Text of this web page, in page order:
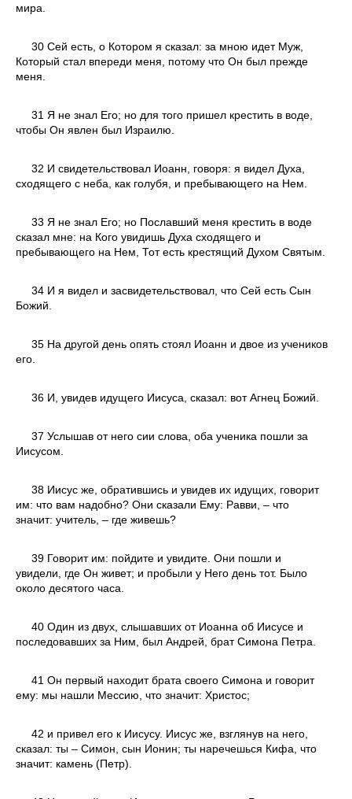
мира.
30 Сей есть, о Котором я сказал: за мною идет Муж,
Который стал впереди меня, потому что Он был прежде
меня.
31 Я не знал Его; но для того пришел крестить в воде,
чтобы Он явлен был Израилю.
32 И свидетельствовал Иоанн, говоря: я видел Духа,
сходящего с неба, как голубя, и пребывающего на Нем.
33 Я не знал Его; но Пославший меня крестить в воде
сказал мне: на Кого увидишь Духа сходящего и
пребывающего на Нем, Тот есть крестящий Духом Святым.
34 И я видел и засвидетельствовал, что Сей есть Сын
Божий.
35 На другой день опять стоял Иоанн и двое из учеников
его.
36 И, увидев идущего Иисуса, сказал: вот Агнец Божий.
37 Услышав от него сии слова, оба ученика пошли за
Иисусом.
38 Иисус же, обратившись и увидев их идущих, говорит
им: что вам надобно? Они сказали Ему: Равви, – что
значит: учитель, – где живешь?
39 Говорит им: пойдите и увидите. Они пошли и
увидели, где Он живет; и пробыли у Него день тот. Было
около десятого часа.
40 Один из двух, слышавших от Иоанна об Иисусе и
последовавших за Ним, был Андрей, брат Симона Петра.
41 Он первый находит брата своего Симона и говорит
ему: мы нашли Мессию, что значит: Христос;
42 и привел его к Иисусу. Иисус же, взглянув на него,
сказал: ты – Симон, сын Ионин; ты наречешься Кифа, что
значит: камень (Петр).